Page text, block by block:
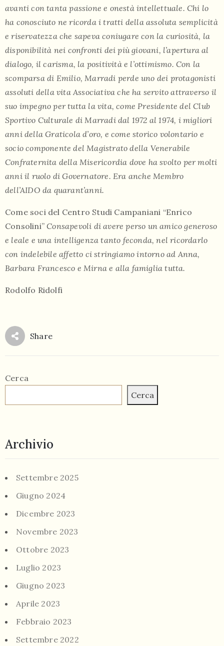
avanti con tanta passione e onestà intellettuale. Chi lo
ha conosciuto ne ricorda i tratti della assoluta semplicità
e riservatezza che sapeva coniugare con la curiosità, la
disponibilità nei confronti dei più giovani, l’apertura al
dialogo, il carisma, la positività e l’ottimismo. Con la
scomparsa di Emilio, Marradi perde uno dei protagonisti
assoluti della vita Associativa che ha servito attraverso il
suo impegno per tutta la vita, come Presidente del Club
Sportivo Culturale di Marradi dal 1972 al 1974, i migliori
anni della Graticola d’oro, e come storico volontario e
socio componente del Magistrato della Venerabile
Confraternita della Misericordia dove ha svolto per molti
anni il ruolo di Governatore. Era anche Membro
dell’AIDO da quarant’anni.
Come soci del Centro Studi Campaniani “Enrico
Consolini”Consapevoli di avere perso un amico generoso
e leale e una intelligenza tanto feconda, nel ricordarlo
con indelebile affetto ci stringiamo intorno ad Anna,
Barbara Francesco e Mirna e alla famiglia tutta.
Rodolfo Ridolfi
Share
Cerca
Cerca
Archivio
Settembre 2025
Giugno 2024
Dicembre 2023
Novembre 2023
Ottobre 2023
Luglio 2023
Giugno 2023
Aprile 2023
Febbraio 2023
Settembre 2022